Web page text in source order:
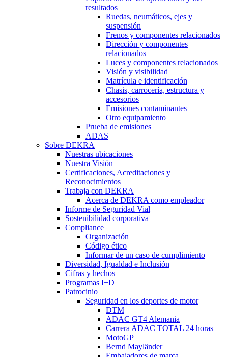
resultados
Ruedas, neumáticos, ejes y
suspensión
Frenos y componentes relacionados
Dirección y componentes
relacionados
Luces y componentes relacionados
Visión y visibilidad
Matrícula e identificación
Chasis, carrocería, estructura y
accesorios
Emisiones contaminantes
Otro equipamiento
Prueba de emisiones
ADAS
Sobre DEKRA
Nuestras ubicaciones
Nuestra Visión
Certificaciones, Acreditaciones y
Reconocimientos
Trabaja con DEKRA
Acerca de DEKRA como empleador
Informe de Seguridad Vial
Sostenibilidad corporativa
Compliance
Organización
Código ético
Informar de un caso de cumplimiento
Diversidad, Igualdad e Inclusión
Cifras y hechos
Programas I+D
Patrocinio
Seguridad en los deportes de motor
DTM
ADAC GT4 Alemania
Carrera ADAC TOTAL 24 horas
MotoGP
Bernd Mayländer